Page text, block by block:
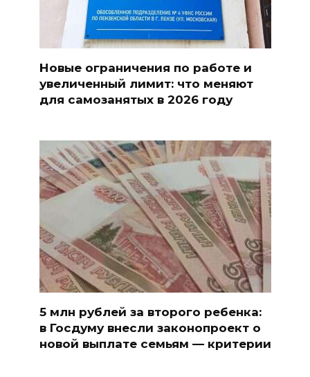
Новые ограничения по работе и
увеличенный лимит: что меняют
для самозанятых в 2026 году
5 млн рублей за второго ребенка:
в Госдуму внесли законопроект о
новой выплате семьям — критерии